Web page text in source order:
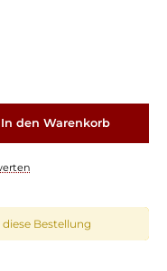
In den Warenkorb
Bestellung